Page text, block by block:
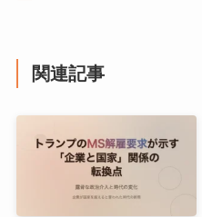
関連記事